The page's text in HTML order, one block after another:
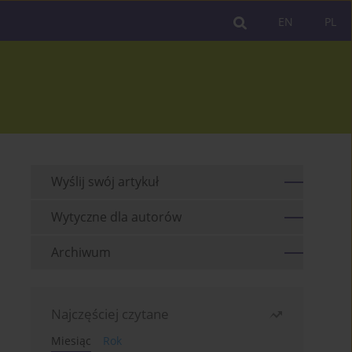
PL
EN
Wyślij swój artykuł
Wytyczne dla autorów
Archiwum
Najczęściej czytane
Miesiąc
Rok